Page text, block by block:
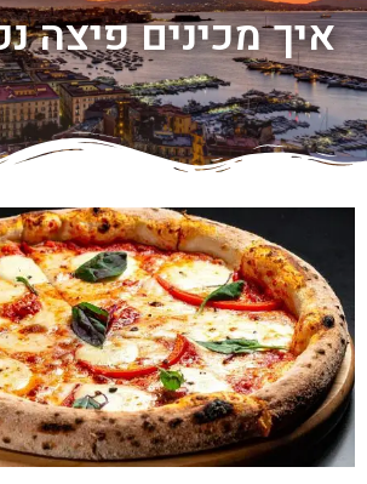
איך מכינים פיצה